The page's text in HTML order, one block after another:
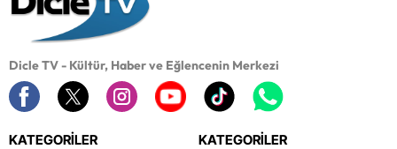
Dicle TV - Kültür, Haber ve Eğlencenin Merkezi
KATEGORİLER KATEGORİLER